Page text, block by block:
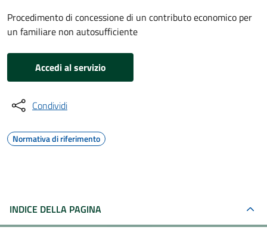
Procedimento di concessione di un contributo economico per
un familiare non autosufficiente
Accedi al servizio
Condividi
Normativa di riferimento
INDICE DELLA PAGINA